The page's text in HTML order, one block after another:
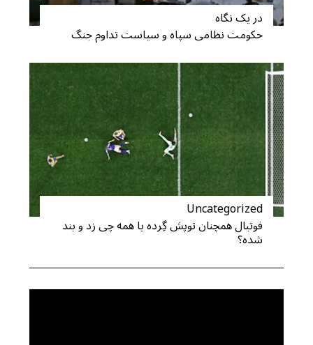
در یک نگاه
حکومت نظامی سپاه و سیاست تداوم جنگ
Uncategorized
فوتبال همچنان توپش گِرده یا همه چی زد و بند
شده؟